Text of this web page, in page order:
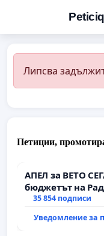
Липсва
Петиции,
АПЕЛ за ВЕТО
бюджетът на
парите и
35 854 подписи
Уведомление за